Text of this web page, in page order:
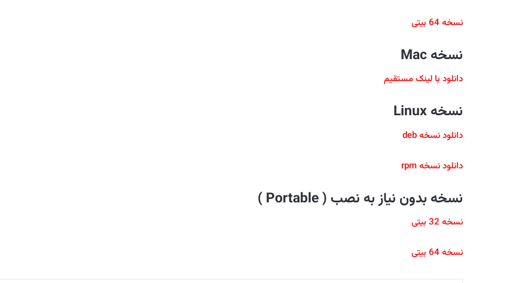
نسخه 64 بیتی
نسخه Mac
دانلود با لینک مستقیم
نسخه Linux
دانلود نسخه deb
دانلود نسخه rpm
نسخه بدون نیاز به نصب ( Portable )
نسخه 32 بیتی
نسخه 64 بیتی